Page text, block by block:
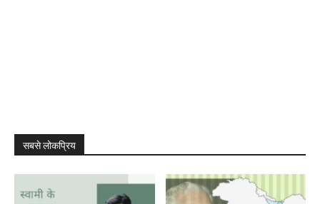
सबसे लोकप्रिय